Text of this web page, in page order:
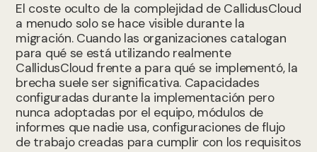
El coste oculto de la complejidad de CallidusCloud
a menudo solo se hace visible durante la
migración. Cuando las organizaciones catalogan
para qué se está utilizando realmente
CallidusCloud frente a para qué se implementó, la
brecha suele ser significativa. Capacidades
configuradas durante la implementación pero
nunca adoptadas por el equipo, módulos de
informes que nadie usa, configuraciones de flujo
de trabajo creadas para cumplir con los requisitos